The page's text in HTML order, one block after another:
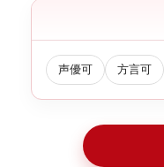
声優可 方言可